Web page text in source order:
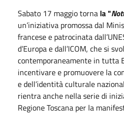
Sabato 17 maggiotorna la "
un’iniziativa promossa dal
francese e patrocinata
d’Europa e dall’ICOM, che si
contemporaneamente in tutta
incentivare e promuovere la
e dell’identità culturale
rientra anche nella serie di
Regione Toscana per la